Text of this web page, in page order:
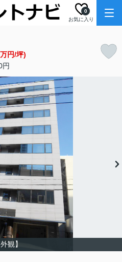
お気に入り
0
円/坪)
円
外観】